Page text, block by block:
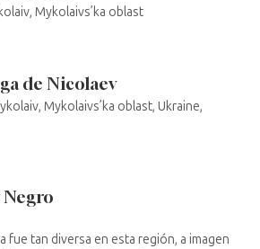
Mykolaivs’ka oblast
de Nicolaev
Mykolaivs’ka oblast, Ukraine,
Negro
fue tan diversa en esta región, a imagen